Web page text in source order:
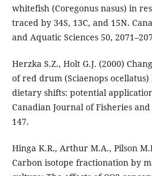
whitefish (Coregonus nasus) in
traced by 34S, 13C, and 15N.
and Aquatic Sciences 50,
Herzka S.Z., Holt G.J. (2000)
of red drum (Sciaenops
dietary shifts: potential
Canadian Journal of Fisheries
147.
Hinga K.R., Arthur M.A., Pilson
Carbon isotope fractionation by